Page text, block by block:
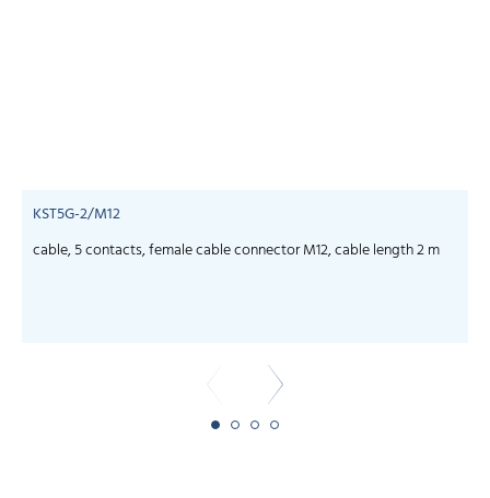
KST5G-2/M12
cable, 5 contacts, female cable connector M12, cable length 2 m